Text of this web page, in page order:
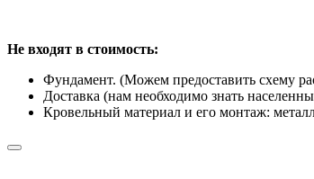
Не входят в стоимость:
Фундамент. (Можем предоставить схему
Доставка (нам необходимо знать
Кровельный материал и его монтаж: